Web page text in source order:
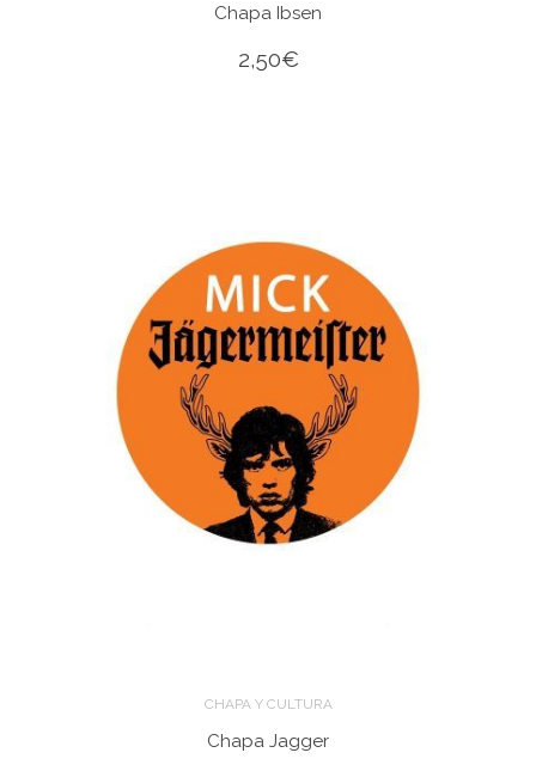
Chapa Ibsen
2,50€
CHAPA Y CULTURA
Chapa Jagger